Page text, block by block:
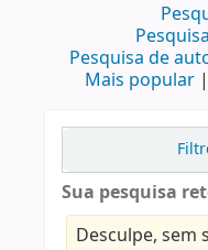
Pesquisa de
Mais popular
Sua pesquisa
Desculpe, sem